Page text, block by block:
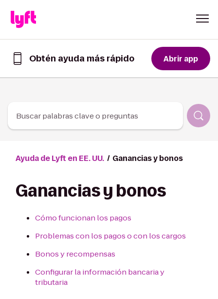
Obtén ayuda más rápido Obtén
rápida
de
Abrir app
Buscar palabras clave o preguntas
Ayuda de Lyft en EE. UU. Ganancias y bonos
Ganancias y bonos
Cómo funcionan los pagos
Problemas con los pagos o con los cargos
Bonos y recompensas
Configurar la información bancaria y
tributaria